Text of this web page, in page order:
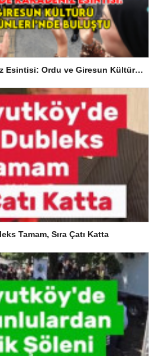
Arnavutköy’de Karadeniz Esintisi: Ordu ve Giresun Kültürü Memleket Günleri’nde Buluştu
Tamam, Sıra Çatı Katta